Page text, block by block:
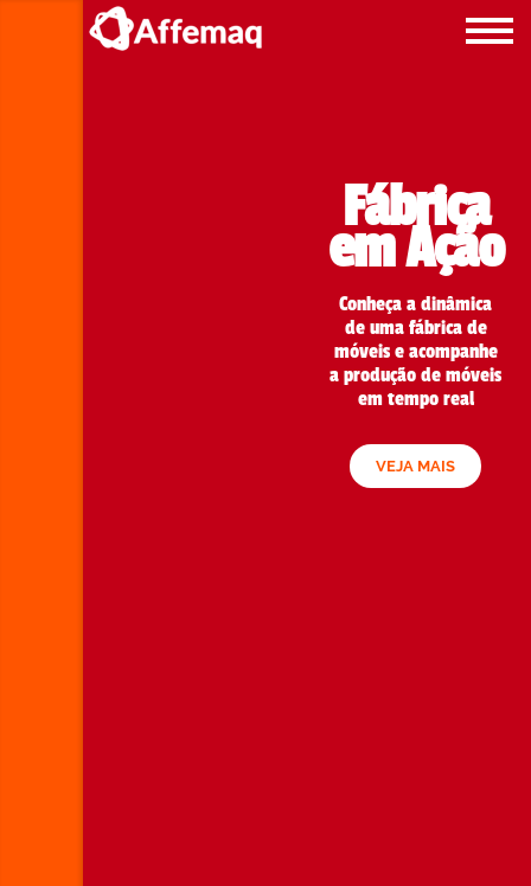
Fábrica
em Ação
Conheça a dinâmica
de uma fábrica de
móveis e acompanhe
a produção de móveis
em tempo real
VEJA MAIS